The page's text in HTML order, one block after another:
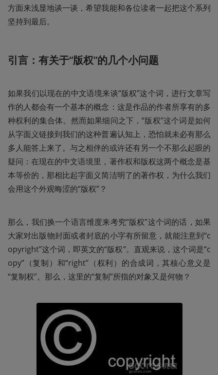
方面来浅显地谈一谈，希望我能和各位读者一起把这个系列
坚持到最后。
引言：有关于“版权”的几个小问题
如果我们以现在的中文语境来谈“版权”这个词，进行文章写
作的人都会有一个基本的概念：这是作品的作者所享有的多
种权利的集合体。然而如果细问之下，“版权”这个词是如何
从字面义链接到我们的这种普遍认知上，恐怕就未必有那么
多人能答上来了。与之相伴的或许还有另一个不那么起眼的
疑问：在现在的中文语境里，著作权和版权这两个概念是基
本等价的，那相比起字面义简洁明了的著作权，为什么我们
会用这个外观晦涩的“版权”？
那么，我们换一个语言维度来考究“版权”这个词的话，如果
大家对出版物封面或者封底的小字有所留意，就能注意到“c
opyright”这个词，即英文的“版权”。直观来说，这个词是“c
opy”（复制）和“right”（权利）的合成词，其核心意义是
“复制权”。那么，这里的“复制”所指的对象又是何物？